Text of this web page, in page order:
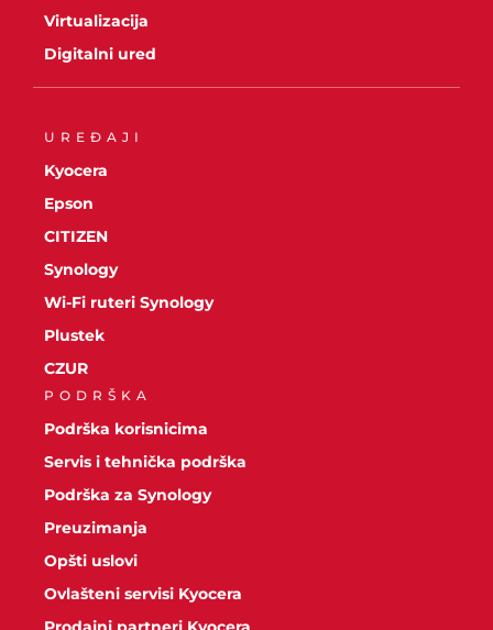
Virtualizacija
Digitalni ured
UREĐAJI
Kyocera
Epson
CITIZEN
Synology
Wi-Fi ruteri Synology
Plustek
CZUR
PODRŠKA
Podrška korisnicima
Servis i tehnička podrška
Podrška za Synology
Preuzimanja
Opšti uslovi
Ovlašteni servisi Kyocera